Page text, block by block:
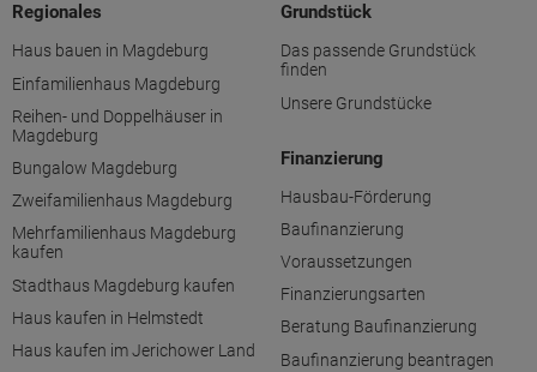
Regionales
Haus bauen in Magdeburg
Einfamilienhaus Magdeburg
Reihen- und Doppelhäuser in
Magdeburg
Bungalow Magdeburg
Zweifamilienhaus Magdeburg
Mehrfamilienhaus Magdeburg
kaufen
Stadthaus Magdeburg kaufen
Haus kaufen in Helmstedt
Haus kaufen im Jerichower Land
Grundstück
Das passende Grundstück
finden
Unsere Grundstücke
Finanzierung
Hausbau-Förderung
Baufinanzierung
Voraussetzungen
Finanzierungsarten
Beratung Baufinanzierung
Baufinanzierung beantragen